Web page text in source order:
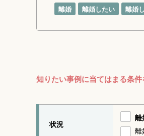
離婚 離婚したい 離婚
知りたい事例に当てはまる条
状況
離
離